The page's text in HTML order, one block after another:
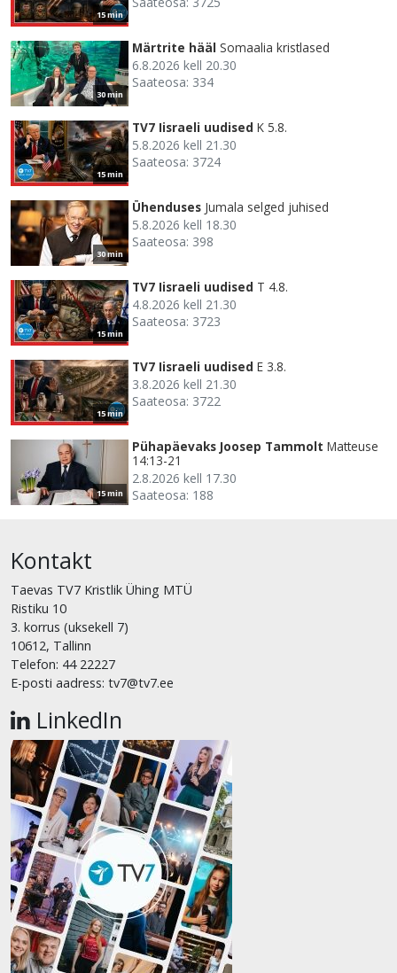
15 min
30 min
Märtrite hääl Somaalia kristlased
6.8.2026 kell 20.30
Saateosa: 334
15 min
TV7 Iisraeli uudised K 5.8.
5.8.2026 kell 21.30
Saateosa: 3724
30 min
Ühenduses Jumala selged juhised
5.8.2026 kell 18.30
Saateosa: 398
15 min
TV7 Iisraeli uudised T 4.8.
4.8.2026 kell 21.30
Saateosa: 3723
15 min
TV7 Iisraeli uudised E 3.8.
3.8.2026 kell 21.30
Saateosa: 3722
15 min
Pühapäevaks Joosep Tammolt Matteuse
14:13-21
2.8.2026 kell 17.30
Saateosa: 188
Kontakt
Taevas TV7 Kristlik Ühing MTÜ
Ristiku 10
3. korrus (uksekell 7)
10612, Tallinn
Telefon: 44 22227
E-posti aadress: tv7@tv7.ee
LinkedIn